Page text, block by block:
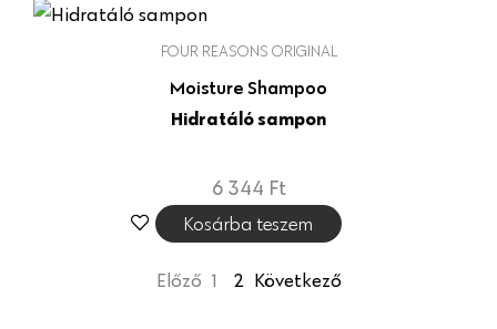
FOUR REASONS ORIGINAL
Moisture Shampoo
Hidratáló sampon
6 344 Ft
Kosárba teszem
Előző 1 2 Következő